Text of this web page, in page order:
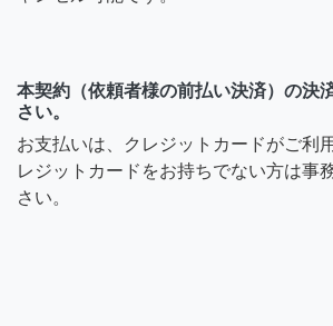
本契約（依頼者様の前払い決済）の決
さい。
お支払いは、クレジットカードがご利
レジットカードをお持ちでない方は事
さい。